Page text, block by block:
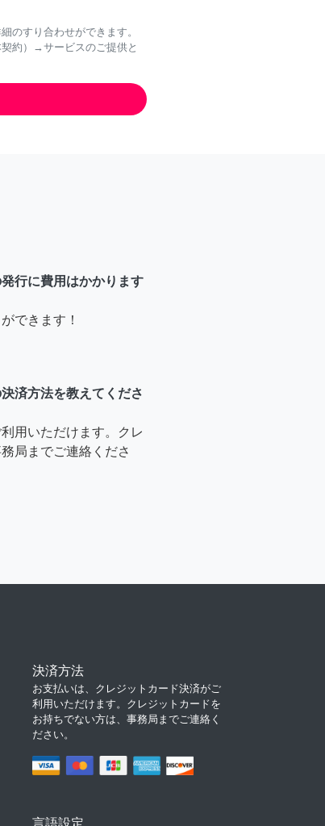
のすり合わせができます。
約）→サービスのご提供と
行に費用はかかります
できます！
済方法を教えてくださ
用いただけます。クレ
局までご連絡くださ
決済方法
お支払いは、クレジットカード決済がご
利用いただけます。クレジットカードを
お持ちでない方は、事務局までご連絡く
ださい。
言語設定